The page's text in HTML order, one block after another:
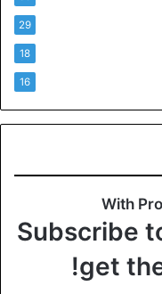
29
18
16
With
Subscribe
get